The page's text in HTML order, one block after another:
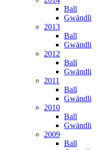
Ball
Gwändli
2013
Ball
Gwändli
2012
Ball
Gwändli
2011
Ball
Gwändli
2010
Ball
Gwändli
2009
Ball